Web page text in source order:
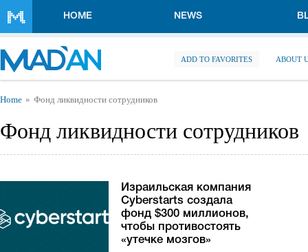
HOME NEWS
ADD TO FAVORITES ABOUT
You are here
Home Фонд ликвидности сотрудников
Фонд ликвидности сотрудников
Израильская компания
Cyberstarts создала
фонд $300 миллионов,
чтобы противостоять
«утечке мозгов»